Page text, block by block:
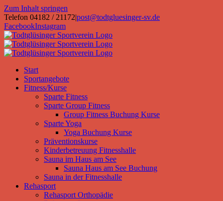
Zum Inhalt springen
Telefon 04182 / 21172|post@todtgluesinger-sv.de
FacebookInstagram
Start
Sportangebote
Fitness/Kurse
Sparte Fitness
Sparte Group Fitness
Group Fitness Buchung Kurse
Sparte Yoga
Yoga Buchung Kurse
Präventionskurse
Kinderbetreuung Fitnesshalle
Sauna im Haus am See
Sauna Haus am See Buchung
Sauna in der Fitnesshalle
Rehasport
Rehasport Orthopädie